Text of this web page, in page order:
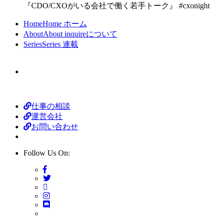
『CDO/CXOがいる会社で働く若手トーク』 #cxonight
HomeHome ホーム
AboutAbout inquireについて
SeriesSeries 連載
仕事の相談
運営会社
お問い合わせ
Follow Us On: